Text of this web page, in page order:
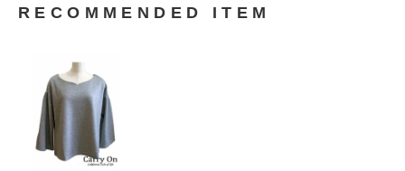
RECOMMENDED ITEM